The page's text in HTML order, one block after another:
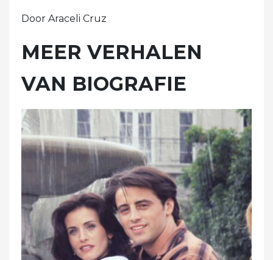
Door Araceli Cruz
MEER VERHALEN
VAN BIOGRAFIE